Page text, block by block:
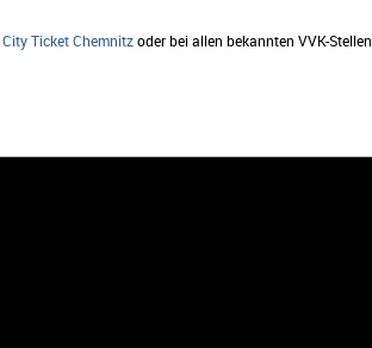
City Ticket Chemnitzoder bei allen bekannten VVK-Stellen.